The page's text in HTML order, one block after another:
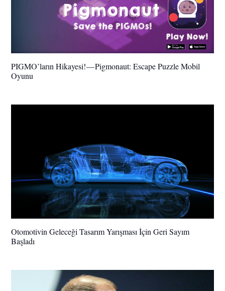
PIGMO’ların Hikayesi! — Pigmonaut: Escape Puzzle Mobil
Oyunu
Otomotivin Geleceği Tasarım Yarışması İçin Geri Sayım
Başladı